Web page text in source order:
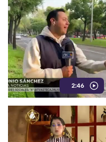
2:46